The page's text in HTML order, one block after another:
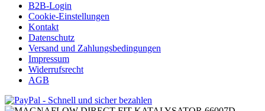
B2B-Login
Cookie-Einstellungen
Kontakt
Datenschutz
Versand und Zahlungsbedingungen
Impressum
Widerrufsrecht
AGB